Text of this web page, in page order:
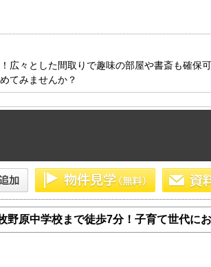
広々とした間取りで趣味の部屋や書斎も確保
てみませんか？
野原中学校まで徒歩7分！子育て世代に